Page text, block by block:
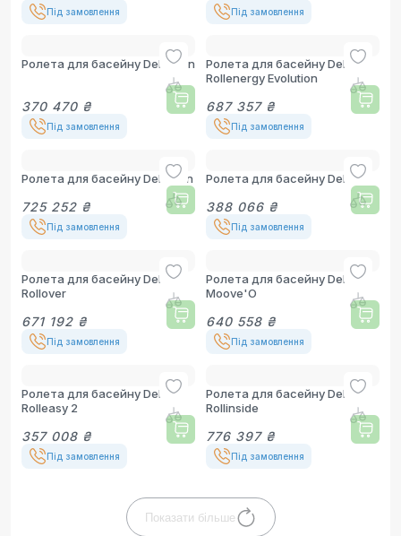
Під замовлення Під замовлення
Ролета для басейну Del Moon
370 470 ₴
Під замовлення
Ролета для басейну Del
Rollenergy Evolution
687 357 ₴
Під замовлення
Ролета для басейну Del Rollin
725 252 ₴
Під замовлення
Ролета для басейну Del Tixit
388 066 ₴
Під замовлення
Ролета для басейну Del
Rollover
671 192 ₴
Під замовлення
Ролета для басейну Del
Moove'O
640 558 ₴
Під замовлення
Ролета для басейну Del
Rolleasy 2
357 008 ₴
Під замовлення
Ролета для басейну Del
Rollinside
776 397 ₴
Під замовлення
Показати більше